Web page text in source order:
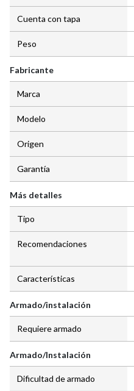
Cuenta con tapa
Peso
Fabricante
Marca
Modelo
Origen
Garantía
Más detalles
Tipo
Recomendaciones
Características
Armado/instalación
Requiere armado
Armado/Instalación
Dificultad de armado